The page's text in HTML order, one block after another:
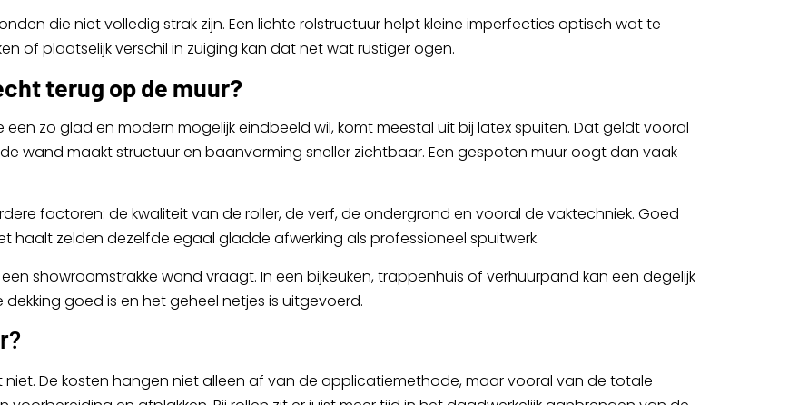
die niet volledig strak zijn. Een lichte rolstructuur helpt kleine imperfecties optisch wat te
of plaatselijk verschil in zuiging kan dat net wat rustiger ogen.
terug op de muur?
een zo glad en modern mogelijk eindbeeld wil, komt meestal uit bij latex spuiten. Dat geldt vooral
wand maakt structuur en baanvorming sneller zichtbaar. Een gespoten muur oogt dan vaak
factoren: de kwaliteit van de roller, de verf, de ondergrond en vooral de vaktechniek. Goed
haalt zelden dezelfde egaal gladde afwerking als professioneel spuitwerk.
showroomstrakke wand vraagt. In een bijkeuken, trappenhuis of verhuurpand kan een degelijk
goed is en het geheel netjes is uitgevoerd.
De kosten hangen niet alleen af van de applicatiemethode, maar vooral van de totale